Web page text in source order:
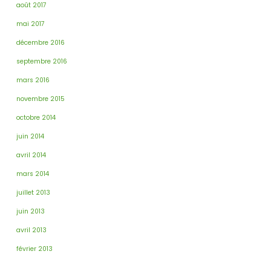
août 2017
mai 2017
décembre 2016
septembre 2016
mars 2016
novembre 2015
octobre 2014
juin 2014
avril 2014
mars 2014
juillet 2013
juin 2013
avril 2013
février 2013